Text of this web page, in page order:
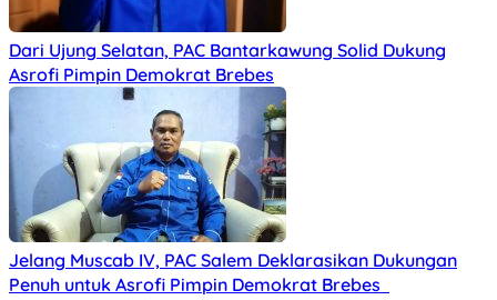
Dari Ujung Selatan, PAC Bantarkawung Solid Dukung
Asrofi Pimpin Demokrat Brebes
Jelang Muscab IV, PAC Salem Deklarasikan Dukungan
Penuh untuk Asrofi Pimpin Demokrat Brebes